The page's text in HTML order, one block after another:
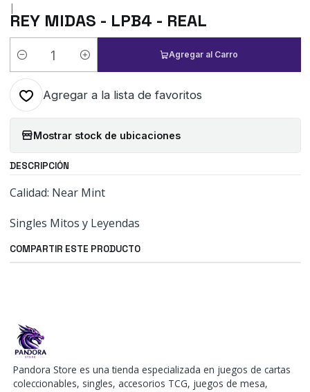
|
REY MIDAS - LPB4 - REAL
Cantidad
Agregar al Carro
Agregar a la lista de favoritos
Mostrar stock de ubicaciones
DESCRIPCIÓN
Calidad: Near Mint
Singles Mitos y Leyendas
COMPARTIR ESTE PRODUCTO
Pandora Store es una tienda especializada en juegos de cartas
coleccionables, singles, accesorios TCG, juegos de mesa,